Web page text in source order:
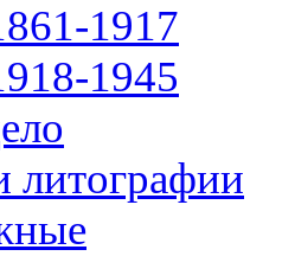
1917
1945
литографии